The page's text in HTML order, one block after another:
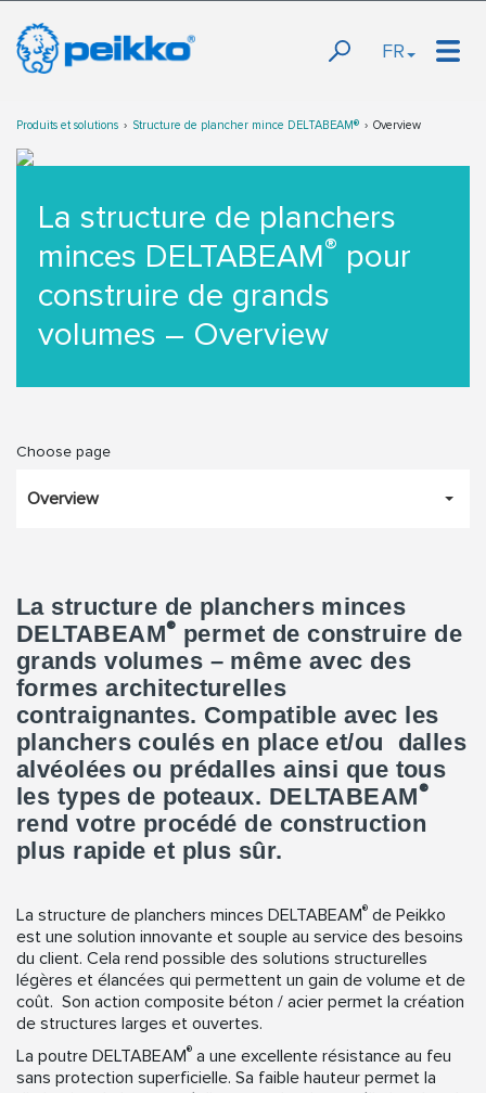
FR
Produits et solutions Structure de plancher mince DELTABEAM® Overview
La structure de planchers
minces DELTABEAM® pour
construire de grands
volumes – Overview
Choose page
Overview
La structure de planchers minces
DELTABEAM® permet de construire de
grands volumes – même avec des
formes architecturelles
contraignantes. Compatible avec les
planchers coulés en place et/ou dalles
alvéolées ou prédalles ainsi que tous
les types de poteaux. DELTABEAM®
rend votre procédé de construction
plus rapide et plus sûr.
La structure de planchers minces DELTABEAM® de Peikko
est une solution innovante et souple au service des besoins
du client. Cela rend possible des solutions structurelles
légères et élancées qui permettent un gain de volume et de
coût. Son action composite béton / acier permet la création
de structures larges et ouvertes.
La poutre DELTABEAM® a une excellente résistance au feu
sans protection superficielle. Sa faible hauteur permet la